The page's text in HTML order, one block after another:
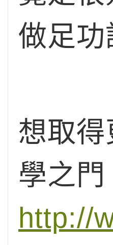
做足
想取
學之
http://